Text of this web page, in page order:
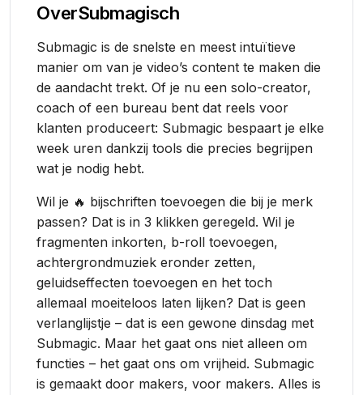
OverSubmagisch
Submagic is de snelste en meest intuïtieve
manier om van je video’s content te maken die
de aandacht trekt. Of je nu een solo-creator,
coach of een bureau bent dat reels voor
klanten produceert: Submagic bespaart je elke
week uren dankzij tools die precies begrijpen
wat je nodig hebt.
Wil je 🔥 bijschriften toevoegen die bij je merk
passen? Dat is in 3 klikken geregeld. Wil je
fragmenten inkorten, b-roll toevoegen,
achtergrondmuziek eronder zetten,
geluidseffecten toevoegen en het toch
allemaal moeiteloos laten lijken? Dat is geen
verlanglijstje – dat is een gewone dinsdag met
Submagic. Maar het gaat ons niet alleen om
functies – het gaat ons om vrijheid. Submagic
is gemaakt door makers, voor makers. Alles is